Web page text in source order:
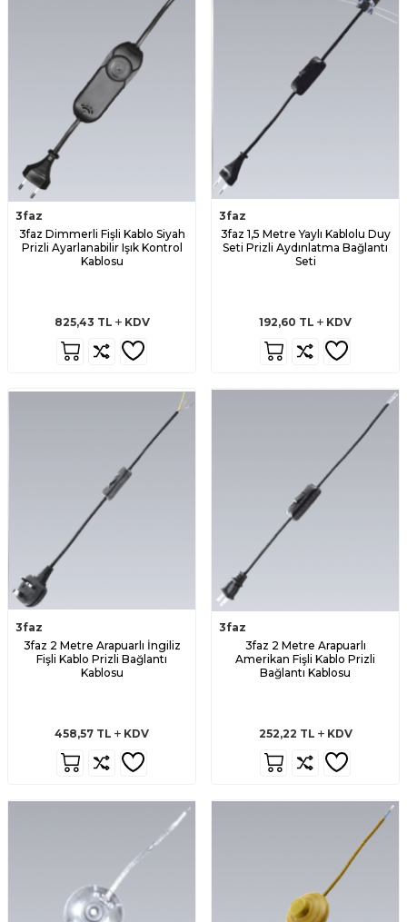
3faz
3faz Dimmerli Fişli Kablo Siyah
Prizli Ayarlanabilir Işık Kontrol
Kablosu
825,43 TL KDV
3faz
3faz 1,5 Metre Yaylı Kablolu Duy
Seti Prizli Aydınlatma Bağlantı
Seti
192,60 TL KDV
3faz
3faz 2 Metre Arapuarlı İngiliz
Fişli Kablo Prizli Bağlantı
Kablosu
458,57 TL KDV
3faz
3faz 2 Metre Arapuarlı
Amerikan Fişli Kablo Prizli
Bağlantı Kablosu
252,22 TL KDV